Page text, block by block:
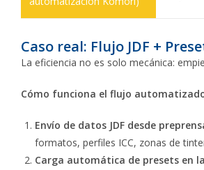
Caso real: Flujo JDF +
La eficiencia no es solo mecánica:
Cómo funciona el flujo
Envío de datos JDF desde
formatos, perfiles ICC, zonas de
Carga automática de presets en